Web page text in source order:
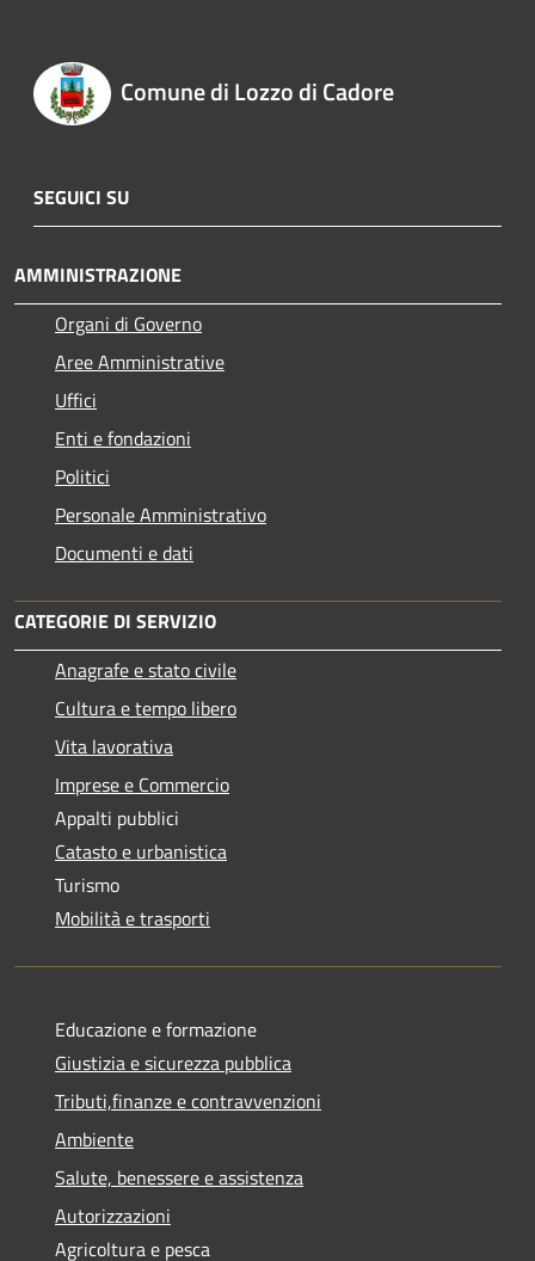
Comune di Lozzo di Cadore
SEGUICI SU
AMMINISTRAZIONE
Organi di Governo
Aree Amministrative
Uffici
Enti e fondazioni
Politici
Personale Amministrativo
Documenti e dati
CATEGORIE DI SERVIZIO
Anagrafe e stato civile
Cultura e tempo libero
Vita lavorativa
Imprese e Commercio
Appalti pubblici
Catasto e urbanistica
Turismo
Mobilità e trasporti
Educazione e formazione
Giustizia e sicurezza pubblica
Tributi,finanze e contravvenzioni
Ambiente
Salute, benessere e assistenza
Autorizzazioni
Agricoltura e pesca